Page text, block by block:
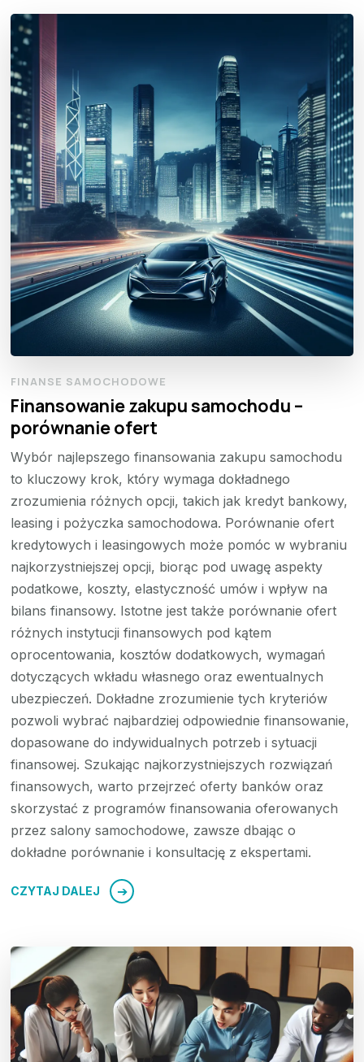
FINANSE SAMOCHODOWE
Finansowanie zakupu samochodu –
porównanie ofert
Wybór najlepszego finansowania zakupu samochodu
to kluczowy krok, który wymaga dokładnego
zrozumienia różnych opcji, takich jak kredyt bankowy,
leasing i pożyczka samochodowa. Porównanie ofert
kredytowych i leasingowych może pomóc w wybraniu
najkorzystniejszej opcji, biorąc pod uwagę aspekty
podatkowe, koszty, elastyczność umów i wpływ na
bilans finansowy. Istotne jest także porównanie ofert
różnych instytucji finansowych pod kątem
oprocentowania, kosztów dodatkowych, wymagań
dotyczących wkładu własnego oraz ewentualnych
ubezpieczeń. Dokładne zrozumienie tych kryteriów
pozwoli wybrać najbardziej odpowiednie finansowanie,
dopasowane do indywidualnych potrzeb i sytuacji
finansowej. Szukając najkorzystniejszych rozwiązań
finansowych, warto przejrzeć oferty banków oraz
skorzystać z programów finansowania oferowanych
przez salony samochodowe, zawsze dbając o
dokładne porównanie i konsultację z ekspertami.
CZYTAJ DALEJ